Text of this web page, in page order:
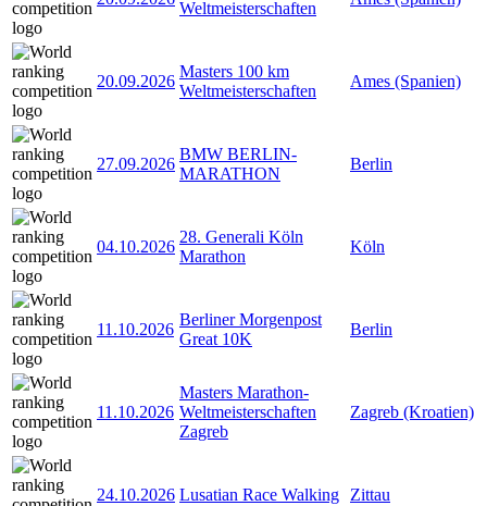
Weltmeisterschaften
20.09.2026
Masters 100 km
Weltmeisterschaften
Ames (Spanien)
27.09.2026
BMW BERLIN-
MARATHON
Berlin
04.10.2026
28. Generali Köln
Marathon
Köln
11.10.2026
Berliner Morgenpost
Great 10K
Berlin
11.10.2026
Masters Marathon-
Weltmeisterschaften
Zagreb
Zagreb (Kroatien)
24.10.2026 Lusatian Race Walking Zittau